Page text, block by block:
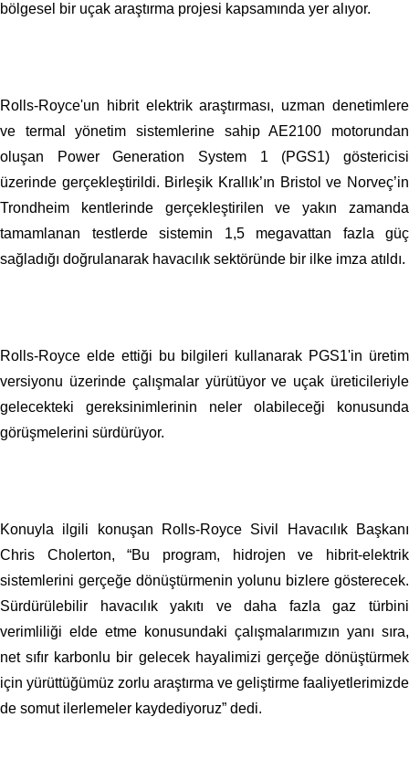
bölgesel bir uçak araştırma projesi kapsamında yer alıyor.
Rolls-Royce'un hibrit elektrik araştırması, uzman denetimlere
ve termal yönetim sistemlerine sahip AE2100 motorundan
oluşan Power Generation System 1 (PGS1) göstericisi
üzerinde gerçekleştirildi. Birleşik Krallık’ın Bristol ve Norveç’in
Trondheim kentlerinde gerçekleştirilen ve yakın zamanda
tamamlanan testlerde sistemin 1,5 megavattan fazla güç
sağladığı doğrulanarak havacılık sektöründe bir ilke imza atıldı.
Rolls-Royce elde ettiği bu bilgileri kullanarak PGS1'in üretim
versiyonu üzerinde çalışmalar yürütüyor ve uçak üreticileriyle
gelecekteki gereksinimlerinin neler olabileceği konusunda
görüşmelerini sürdürüyor.
Konuyla ilgili konuşan Rolls-Royce Sivil Havacılık Başkanı
Chris Cholerton, “Bu program, hidrojen ve hibrit-elektrik
sistemlerini gerçeğe dönüştürmenin yolunu bizlere gösterecek.
Sürdürülebilir havacılık yakıtı ve daha fazla gaz türbini
verimliliği elde etme konusundaki çalışmalarımızın yanı sıra,
net sıfır karbonlu bir gelecek hayalimizi gerçeğe dönüştürmek
için yürüttüğümüz zorlu araştırma ve geliştirme faaliyetlerimizde
de somut ilerlemeler kaydediyoruz” dedi.